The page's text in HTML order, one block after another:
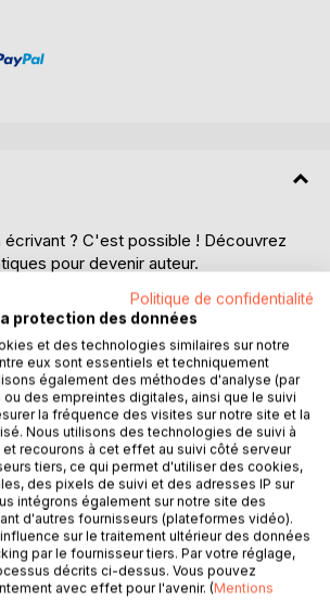
écrivant ? C'est possible ! Découvrez
pour devenir auteur.
personnel vous
atteindre votre objectif. Vous
votre vision pour réaliser votre
installerez dans votre nouvelle vie en
votre projet d'écriture.
et astuces qui vont booster votre
évoluer petit à petit votre rythme de
prendre de nouvelles habitudes.
en revue ensemble : votre rêve, vos
Suivez le guide et faites les exercices
la route de votre réussite.
Politique de confidentialité
protection des données
et des technologies similaires sur notre
eux sont essentiels et techniquement
également des méthodes d'analyse (par
des empreintes digitales, ainsi que le suivi
la fréquence des visites sur notre site et la
Nous utilisons des technologies de suivi à
recourons à cet effet au suivi côté serveur
tiers, ce qui permet d'utiliser des cookies,
des pixels de suivi et des adresses IP sur
intégrons également sur notre site des
d'autres fournisseurs (plateformes vidéo).
sur le traitement ultérieur des données
par le fournisseur tiers. Par votre réglage,
décrits ci-dessus. Vous pouvez
avec effet pour l'avenir. (Mentions